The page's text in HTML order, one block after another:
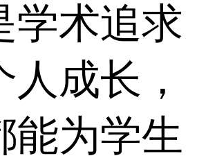
学术追求
成长，
能为学生